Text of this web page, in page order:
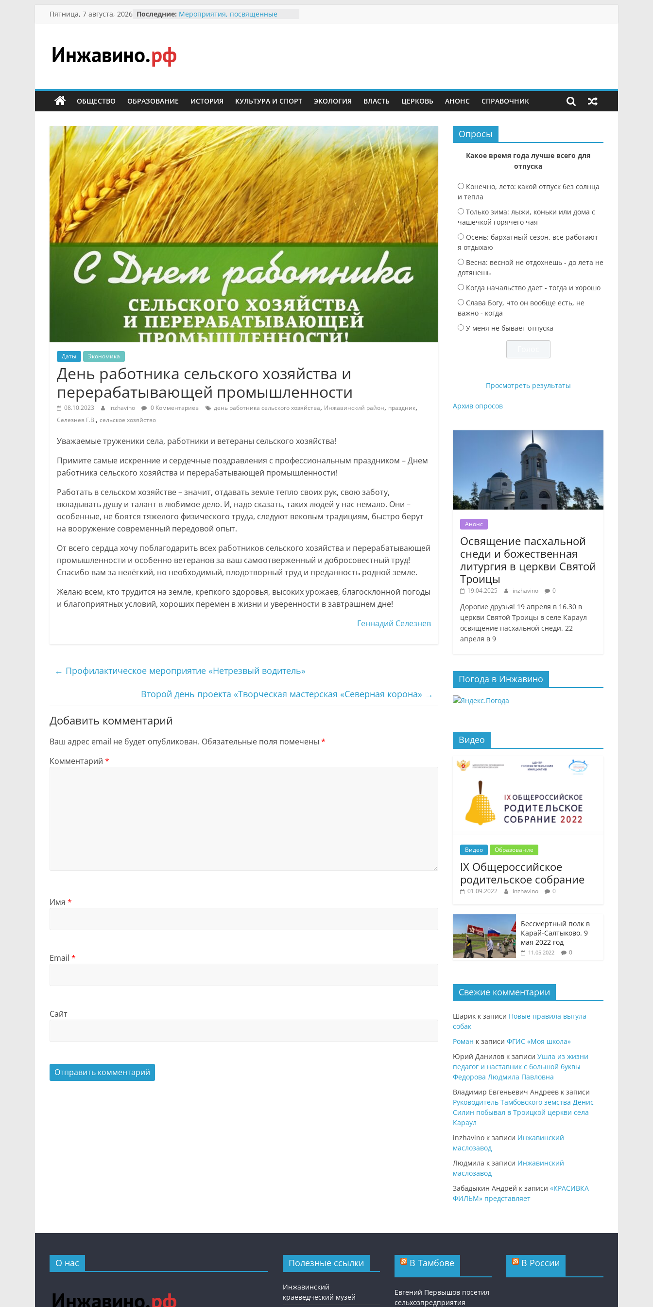
Перейти
Пятница, 7 августа, 2026 Последние: Мероприятия, посвященные
Безопасность в сети Интернет
Ученики приняли участие в
мероприятии «Сохраним
В вольере Воронинского
заповедника родились крапчатые
суслики
Инжавино.рф
сельский
портал
ОБЩЕСТВО ОБРАЗОВАНИЕ ИСТОРИЯ КУЛЬТУРА И СПОРТ ЭКОЛОГИЯ ВЛАСТЬ ЦЕРКОВЬ АНОНС СПРАВОЧНИК
Даты Экономика
День работника сельского хозяйства и
перерабатывающей промышленности
08.10.2023 inzhavino 0 Комментариев день работника сельского хозяйства, Инжавинский район, праздник,
Селезнев Г.В., сельское хозяйство
Уважаемые труженики села, работники и ветераны сельского хозяйства!
Примите самые искренние и сердечные поздравления с профессиональным праздником – Днем
работника сельского хозяйства и перерабатывающей промышленности!
Работать в сельском хозяйстве – значит, отдавать земле тепло своих рук, свою заботу,
вкладывать душу и талант в любимое дело. И, надо сказать, таких людей у нас немало. Они –
особенные, не боятся тяжелого физического труда, следуют вековым традициям, быстро берут
на вооружение современный передовой опыт.
От всего сердца хочу поблагодарить всех работников сельского хозяйства и перерабатывающей
промышленности и особенно ветеранов за ваш самоотверженный и добросовестный труд!
Спасибо вам за нелёгкий, но необходимый, плодотворный труд и преданность родной земле.
Желаю всем, кто трудится на земле, крепкого здоровья, высоких урожаев, благосклонной погоды
и благоприятных условий, хороших перемен в жизни и уверенности в завтрашнем дне!
Геннадий Селезнев
← Профилактическое мероприятие «Нетрезвый водитель»
Второй день проекта «Творческая мастерская «Северная корона» →
Добавить комментарий
Ваш адрес email не будет опубликован. Обязательные поля помечены *
Комментарий *
Имя *
Email *
Сайт
Опросы
Какое время года лучше всего для
отпуска
Конечно, лето: какой отпуск без солнца
и тепла
Только зима: лыжи, коньки или дома с
чашечкой горячего чая
Осень: бархатный сезон, все работают -
я отдыхаю
Весна: весной не отдохнешь - до лета не
дотянешь
Когда начальство дает - тогда и хорошо
Слава Богу, что он вообще есть, не
важно - когда
У меня не бывает отпуска
Просмотреть результаты
Архив опросов
Анонс
Освящение пасхальной
снеди и божественная
литургия в церкви Святой
Троицы
19.04.2025 inzhavino 0
Дорогие друзья! 19 апреля в 16.30 в
церкви Святой Троицы в селе Караул
освящение пасхальной снеди. 22
апреля в 9
Погода в Инжавино
Видео
Видео Образование
IX Общероссийское
родительское собрание
01.09.2022 inzhavino 0
Бессмертный полк в
Карай-Салтыково. 9
мая 2022 год
11.05.2022 0
Свежие комментарии
Шарик к записи Новые правила выгула
собак
Роман к записи ФГИС «Моя школа»
Юрий Данилов к записи Ушла из жизни
педагог и наставник с большой буквы
Федорова Людмила Павловна
Владимир Евгеньевич Андреев к записи
Руководитель Тамбовского земства Денис
Силин побывал в Троицкой церкви села
Караул
inzhavino к записи Инжавинский
маслозавод
Людмила к записи Инжавинский
маслозавод
Забадыкин Андрей к записи «КРАСИВКА
ФИЛЬМ» представляет
О нас Полезные ссылки
Инжавинский
краеведческий музей
В Тамбове
Евгений Первышов посетил
сельхозпредприятия
В России